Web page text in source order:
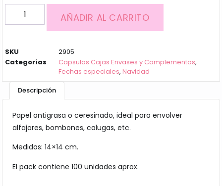
AÑADIR AL CARRITO
SKU
2905
Categorías
Capsulas Cajas Envases y Complementos,
Fechas especiales,Navidad
Descripción
Papel antigrasa o ceresinado, ideal para envolver
alfajores, bombones, calugas, etc.
Medidas: 14×14 cm.
El pack contiene 100 unidades aprox.